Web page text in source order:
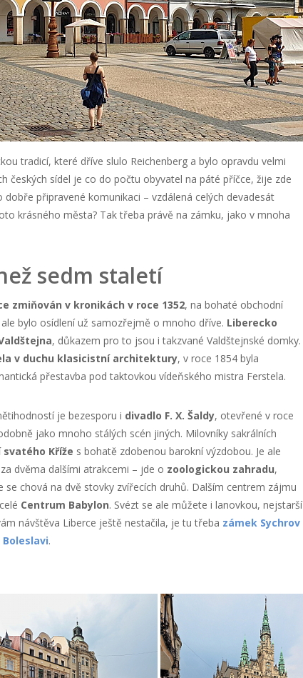
tradicí, které dříve slulo Reichenberg a bylo opravdu velmi
českých sídel je co do počtu obyvatel na páté příčce, žije zde
dobře připravené komunikaci – vzdálená celých devadesát
krásného města? Tak třeba právě na zámku, jako v mnoha
sedm staletí
zmiňován v kronikách v roce 1352, na bohaté obchodní
bylo osídlení už samozřejmě o mnoho dříve. Liberecko
, důkazem pro to jsou i takzvané Valdštejnské domky.
v duchu klasicistní architektury, v roce 1854 byla
přestavba pod taktovkou vídeňského mistra Ferstela.
je bezesporu i divadlo F. X. Šaldy, otevřené v roce
jako mnoho stálých scén jiných. Milovníky sakrálních
Kříže s bohatě zdobenou barokní výzdobou. Je ale
dvěma dalšími atrakcemi – jde o zoologickou zahradu,
chová na dvě stovky zvířecích druhů. Dalším centrem zájmu
Centrum Babylon. Svézt se ale můžete i lanovkou, nejstarší
návštěva Liberce ještě nestačila, je tu třeba zámek Sychrov
.